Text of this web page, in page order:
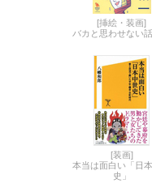
[挿絵・装画]
バカと思わせない
[装画]
本当は面白い「日
史」